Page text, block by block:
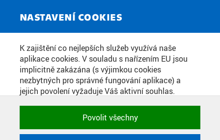
NASTAVENÍ COOKIES
K zajištění co nejlepších služeb využívá naše
aplikace cookies. V souladu s nařízením EU jsou
implicitně zakázána (s výjimkou cookies
nezbytných pro správné fungování aplikace) a
jejich povolení vyžaduje Váš aktivní souhlas.
zakázat, případně vybrat a povolit cookies podle
kategorie. Svoje rozhodnutí můžete samozřejmě
kdykoli změnit.
Povolit všechny
ZPRAVODAJSKÝ SERVIS
STANICE METRA MŮSTEK SE
ZAZELENALA: DESÍTKY ROSTLIN
VE SPECIÁLNÍ INSTALACI.
METROROST VYMYSLELI
STUDENTI ČVUT